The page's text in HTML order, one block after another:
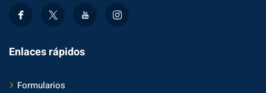
Enlaces rápidos
Formularios